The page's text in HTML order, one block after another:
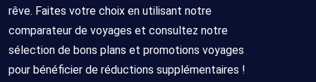
rêve. Faites votre choix en utilisant notre
comparateur de voyages et consultez notre
sélection de bons plans et promotions voyages
pour bénéficier de réductions supplémentaires !